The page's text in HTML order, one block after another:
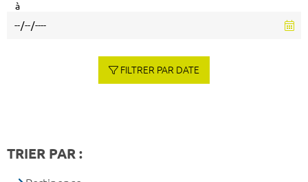
à
FILTRER PAR DATE
TRIER PAR :